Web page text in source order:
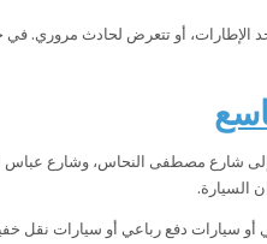
أو تتعرض لحادث مروري. في
شارع مصطفى النحاس، وشارع عباس
السيارة.
دفع رباعي أو سيارات نقل